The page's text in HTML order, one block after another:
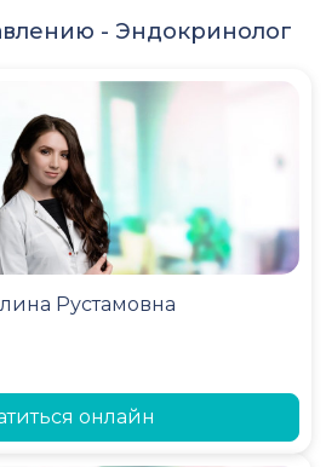
- Эндокринолог
Рустамовна
онлайн